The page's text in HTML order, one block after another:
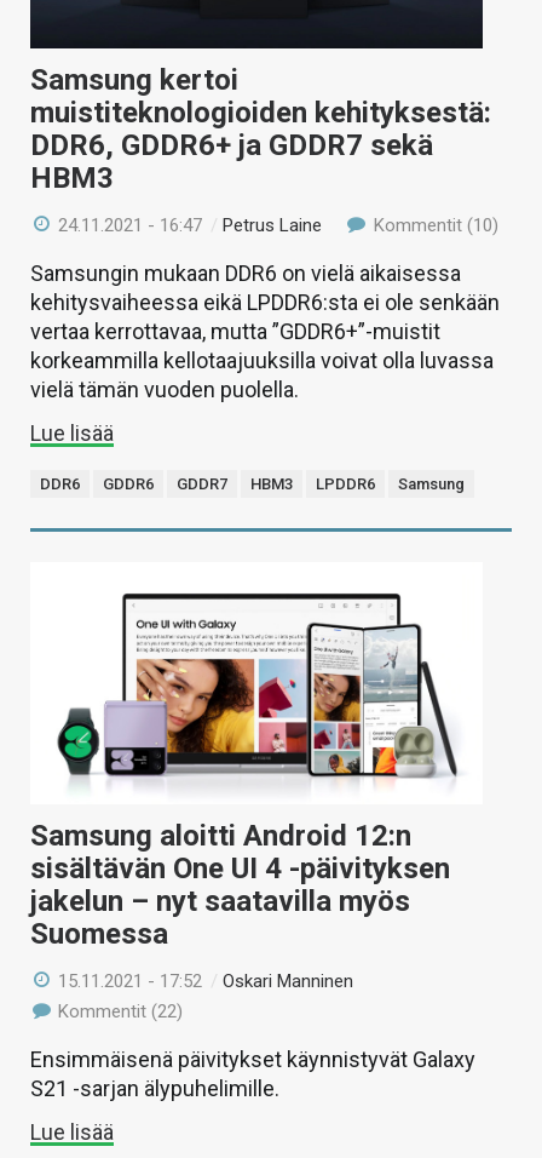
Samsung kertoi
muistiteknologioiden kehityksestä:
DDR6, GDDR6+ ja GDDR7 sekä
HBM3
24.11.2021 - 16:47 / Petrus Laine Kommentit (10)
Samsungin mukaan DDR6 on vielä aikaisessa
kehitysvaiheessa eikä LPDDR6:sta ei ole senkään
vertaa kerrottavaa, mutta ”GDDR6+”-muistit
korkeammilla kellotaajuuksilla voivat olla luvassa
vielä tämän vuoden puolella.
Lue lisää
DDR6 GDDR6 GDDR7 HBM3 LPDDR6 Samsung
Samsung aloitti Android 12:n
sisältävän One UI 4 -päivityksen
jakelun – nyt saatavilla myös
Suomessa
15.11.2021 - 17:52 /Oskari Manninen
Kommentit (22)
Ensimmäisenä päivitykset käynnistyvät Galaxy
S21 -sarjan älypuhelimille.
Lue lisää